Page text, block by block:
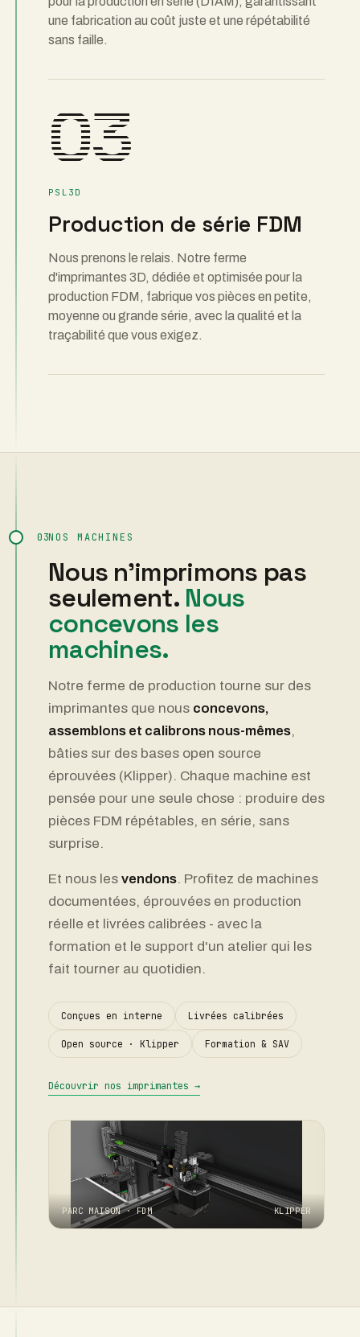
une fabrication au coût juste et une répétabilité
sans faille.
03
PSL3D
Production de série FDM
Nous prenons le relais. Notre ferme
d'imprimantes 3D, dédiée et optimisée pour la
production FDM, fabrique vos pièces en petite,
moyenne ou grande série, avec la qualité et la
traçabilité que vous exigez.
03NOS MACHINES
Nous n'imprimons pas
seulement. Nous
concevons les
machines.
Notre ferme de production tourne sur des
imprimantes que nous concevons,
assemblons et calibrons nous-mêmes,
bâties sur des bases open source
éprouvées (Klipper). Chaque machine est
pensée pour une seule chose : produire des
pièces FDM répétables, en série, sans
surprise.
Et nous les vendons. Profitez de machines
documentées, éprouvées en production
réelle et livrées calibrées - avec la
formation et le support d'un atelier qui les
fait tourner au quotidien.
Conçues en interne Livrées calibrées
Open source · Klipper Formation & SAV
Découvrir nos imprimantes →
PARC MAISON · FDM KLIPPER